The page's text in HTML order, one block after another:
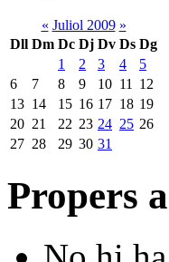
« Juliol 2009 »
Dll Dm Dc Dj Dv Ds Dg
1
2 3 4
5
6
7 8 9 10 11
12
13 14 15 16 17 18 19
20 21 22 23 24 25 26
27 28 29 30 31
Propers